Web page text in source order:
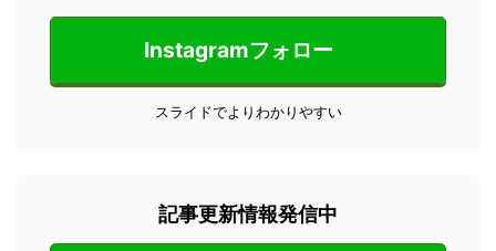
Instagramフォロー
スライドでよりわかりやすい
記事更新情報発信中